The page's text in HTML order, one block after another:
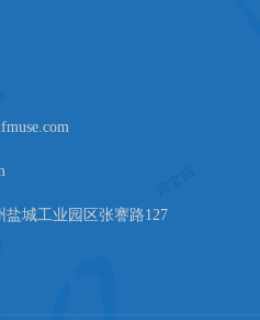
城工业园区张謇路127